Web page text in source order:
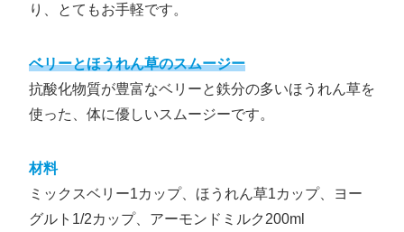
り、とてもお手軽です。
ベリーとほうれん草のスムージー
抗酸化物質が豊富なベリーと鉄分の多いほうれん草を
使った、体に優しいスムージーです。
材料
ミックスベリー1カップ、ほうれん草1カップ、ヨー
グルト1/2カップ、アーモンドミルク200ml